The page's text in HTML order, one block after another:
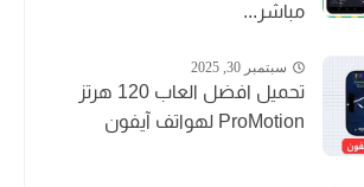
مباشر...
سبتمبر 30, 2025
تحميل افضل العاب 120 هرتز
ProMotion لهواتف آيفون